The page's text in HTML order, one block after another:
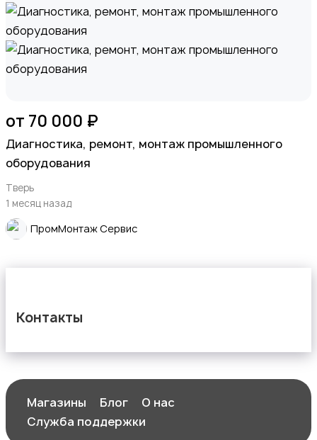
от 70 000 ₽
Диагностика, ремонт, монтаж промышленного
оборудования
Тверь
1 месяц назад
ПромМонтаж Сервис
Контакты
Магазины Блог
О нас
Служба поддержки